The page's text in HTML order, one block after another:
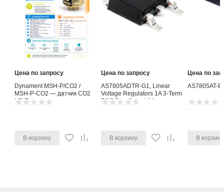
Цена по запросу
Dynament MSH-P/CO2 /
MSH-P-CO2 — датчик CO2
NDIR
В корзину
Цена по запросу
AS7805ADTR-G1, Linear
Voltage Regulators 1A 3-Term
POS Reg Output 1A
В корзину
Цена по
AS7805AT-
В корзину